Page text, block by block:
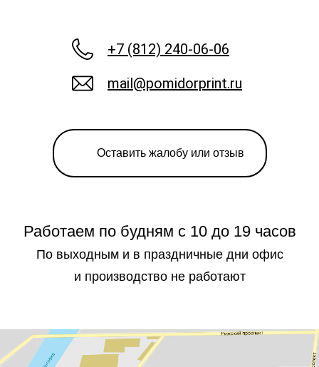
+7 (812) 240-06-06
mail@pomidorprint.ru
Оставить жалобу или отзыв
Работаем по будням с 10 до 19 часов
По выходным и в праздничные дни офис
и производство не работают